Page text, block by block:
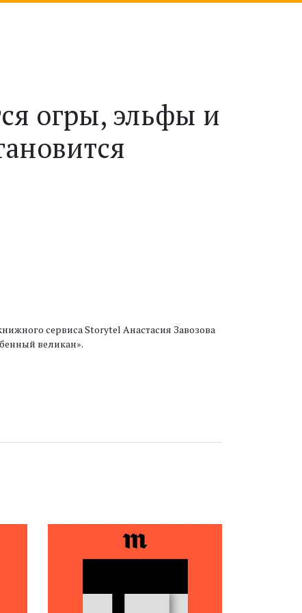
огры, эльфы и
сервиса Storytel Анастасия Завозова
великан».